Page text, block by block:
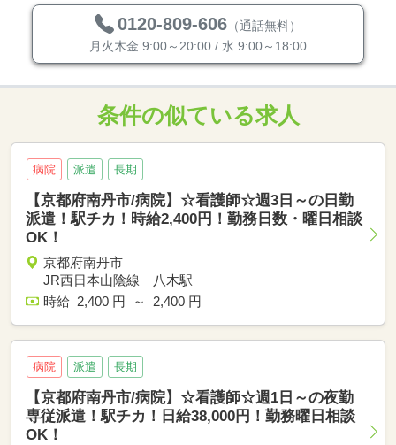
0120-809-606 （通話無料）
月火木金 9:00～20:00 / 水 9:00～18:00
条件の似ている求人
病院 派遣 長期
【京都府南丹市/病院】☆看護師☆週3日～の日勤
派遣！駅チカ！時給2,400円！勤務日数・曜日相談
OK！
京都府南丹市
JR西日本山陰線 八木駅
時給 2,400 円 ～ 2,400 円
病院 派遣 長期
【京都府南丹市/病院】☆看護師☆週1日～の夜勤
専従派遣！駅チカ！日給38,000円！勤務曜日相談
OK！